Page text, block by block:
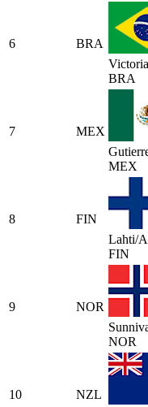
6
BRA
BRA
7
MEX
MEX
8
FIN
Lahti/
FIN
9
NOR
NOR
10 NZL